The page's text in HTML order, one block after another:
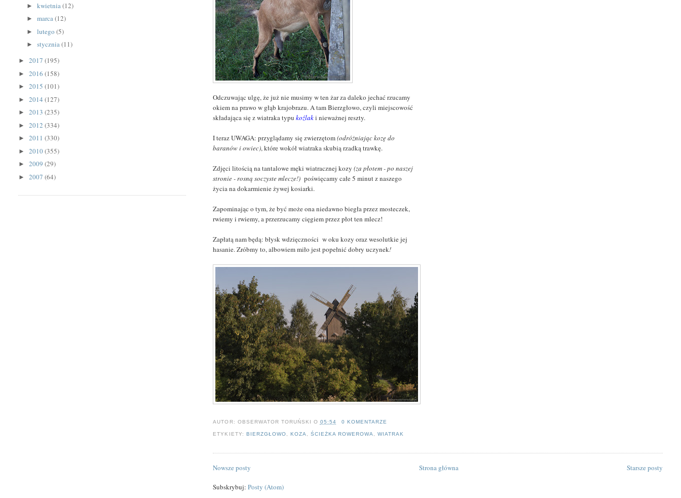
Odczuwając ulgę, że już nie musimy w ten żar za daleko jechać rzucamy
okiem na prawo w głąb krajobrazu. A tam Bierzgłowo, czyli miejscowość
składająca się z wiatraka typukoźlaki nieważnej reszty.
I teraz UWAGA: przyglądamy się zwierzętom(odróżniając kozę do
baranów i owiec), które wokół wiatraka skubią rzadką trawkę.
Zdjęci litością na tantalowe męki wiatracznej kozy(za płotem - po naszej
stronie - rosną soczyste mlecze!) poświęcamy całe 5 minut z naszego
życia na dokarmienie żywej kosiarki.
Zapominając o tym, że być może ona niedawno biegła przez mosteczek,
rwiemy i rwiemy, a przerzucamy cięgiem przez płot ten mlecz!
Zapłatą nam będą: błysk wdzięczności w oku kozy oraz wesolutkie jej
hasanie. Zróbmy to, albowiem miło jest popełnić dobry uczynek!
AUTOR: OBSERWATOR TORUŃSKI O 05:54 0 KOMENTARZE
ETYKIETY: BIERZGŁOWO KOZA ŚCIEŻKA ROWEROWA ,WIATRAK
Nowsze posty Starsze posty
Strona główna
Subskrybuj:Posty (Atom)
►kwietnia(12)
►marca(12)
►lutego(5)
►stycznia(11)
►2017(195)
►2016(158)
►2015(101)
►2014(127)
►2013(235)
►2012(334)
►2011(330)
►2010(355)
►2009(29)
►2007(64)